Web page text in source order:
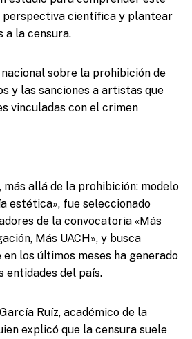
perspectiva científica y plantear
la censura.
sobre la prohibición de
y las sanciones a artistas que
vinculadas con el crimen
más allá de la prohibición: modelo
estética», fue seleccionado
de la convocatoria «Más
Más UACH», y busca
los últimos meses ha generado
entidades del país.
Ruíz, académico de la
explicó que la censura suele